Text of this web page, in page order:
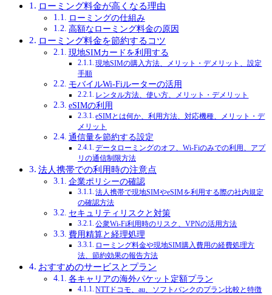
ローミング料金が高くなる理由
ローミングの仕組み
高額なローミング料金の原因
ローミング料金を節約するコツ
現地SIMカードを利用する
現地SIMの購入方法、メリット・デメリット、設定
手順
モバイルWi-Fiルーターの活用
レンタル方法、使い方、メリット・デメリット
eSIMの利用
eSIMとは何か、利用方法、対応機種、メリット・デ
メリット
通信量を節約する設定
データローミングのオフ、Wi-Fiのみでの利用、アプ
リの通信制限方法
法人携帯での利用時の注意点
企業ポリシーの確認
法人携帯で現地SIMやeSIMを利用する際の社内規定
の確認方法
セキュリティリスクと対策
公衆Wi-Fi利用時のリスク、VPNの活用方法
費用精算と経理処理
ローミング料金や現地SIM購入費用の経費処理方
法、節約効果の報告方法
おすすめのサービスとプラン
各キャリアの海外パケット定額プラン
NTTドコモ、au、ソフトバンクのプラン比較と特徴